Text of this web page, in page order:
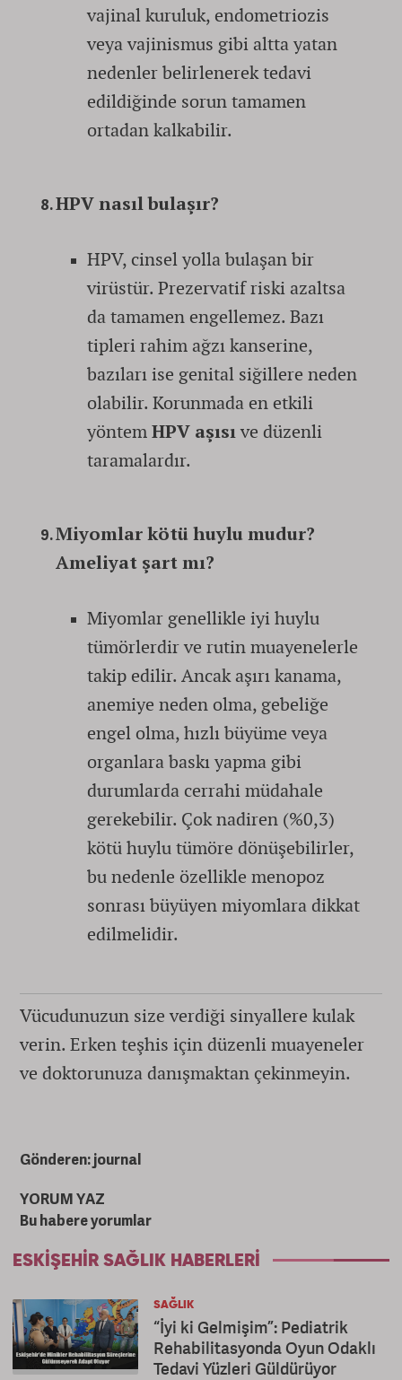
vajinal kuruluk, endometriozis
veya vajinismus gibi altta yatan
nedenler belirlenerek tedavi
edildiğinde sorun tamamen
ortadan kalkabilir.
HPV nasıl bulaşır?
HPV, cinsel yolla bulaşan bir
virüstür. Prezervatif riski azaltsa
da tamamen engellemez. Bazı
tipleri rahim ağzı kanserine,
bazıları ise genital siğillere neden
olabilir. Korunmada en etkili
yöntemHPV aşısıve düzenli
taramalardır.
Miyomlar kötü huylu mudur?
Ameliyat şart mı?
Miyomlar genellikle iyi huylu
tümörlerdir ve rutin muayenelerle
takip edilir. Ancak aşırı kanama,
anemiye neden olma, gebeliğe
engel olma, hızlı büyüme veya
organlara baskı yapma gibi
durumlarda cerrahi müdahale
gerekebilir. Çok nadiren (%0,3)
kötü huylu tümöre dönüşebilirler,
bu nedenle özellikle menopoz
sonrası büyüyen miyomlara dikkat
edilmelidir.
Vücudunuzun size verdiği sinyallere kulak
verin. Erken teşhis için düzenli muayeneler
ve doktorunuza danışmaktan çekinmeyin.
Gönderen: journal
YORUM YAZ
Bu habere yorumlar
ESKIŞEHIR SAĞLIK HABERLERI
SAĞLIK
“İyi ki Gelmişim”: Pediatrik
Rehabilitasyonda Oyun Odaklı
Tedavi Yüzleri Güldürüyor